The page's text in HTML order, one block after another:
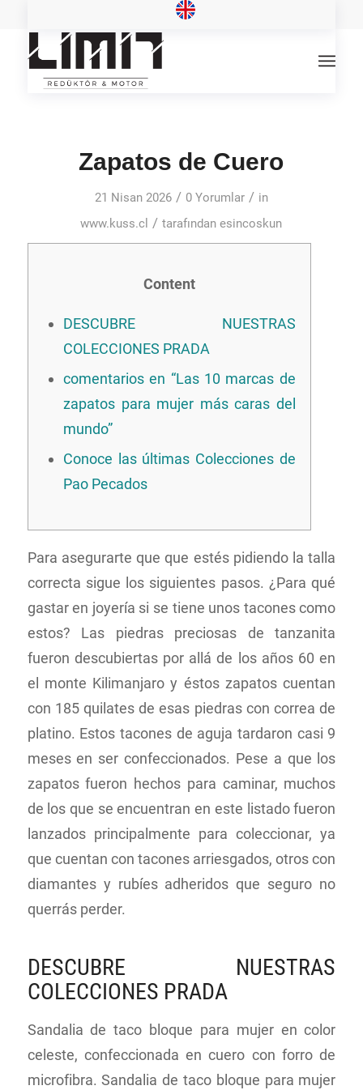
Zapatos de Cuero
21 Nisan 2026 / 0 Yorumlar / in
www.kuss.cl / tarafındanesincoskun
Content
DESCUBRE NUESTRAS
COLECCIONES PRADA
comentarios en “Las 10 marcas de
zapatos para mujer más caras del
mundo”
Conoce las últimas Colecciones de
Pao Pecados
Para asegurarte que que estés pidiendo la talla
correcta sigue los siguientes pasos. ¿Para qué
gastar en joyería si se tiene unos tacones como
estos? Las piedras preciosas de tanzanita
fueron descubiertas por allá de los años 60 en
el monte Kilimanjaro y éstos zapatos cuentan
con 185 quilates de esas piedras con correa de
platino. Estos tacones de aguja tardaron casi 9
meses en ser confeccionados. Pese a que los
zapatos fueron hechos para caminar, muchos
de los que se encuentran en este listado fueron
lanzados principalmente para coleccionar, ya
que cuentan con tacones arriesgados, otros con
diamantes y rubíes adheridos que seguro no
querrás perder.
DESCUBRE NUESTRAS
COLECCIONES PRADA
Sandalia de taco bloque para mujer en color
celeste, confeccionada en cuero con forro de
microfibra. Sandalia de taco bloque para mujer